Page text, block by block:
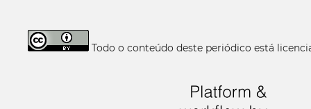
Todo o conteúdo deste periódico está